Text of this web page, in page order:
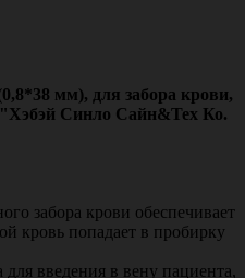
мм), для забора крови,
Синло Сайн&Тех Ко.
забора крови обеспечивает
кровь попадает в пробирку
введения в вену пациента,